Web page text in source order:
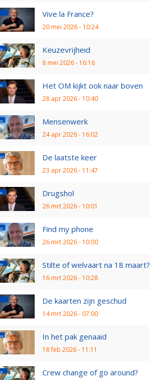
Vive la France?
20 mei 2026 - 10:24
Keuzevrijheid
8 mei 2026 - 16:16
Het OM kijkt ook naar boven
28 apr 2026 - 10:40
Mensenwerk
24 apr 2026 - 16:02
De laatste keer
23 apr 2026 - 11:47
Drugshol
26 mrt 2026 - 10:01
Find my phone
26 mrt 2026 - 10:00
Stilte of welvaart na 18 maart?
16 mrt 2026 - 10:28
De kaarten zijn geschud
14 mrt 2026 - 07:00
In het pak genaaid
18 feb 2026 - 11:11
Crew change of go around?